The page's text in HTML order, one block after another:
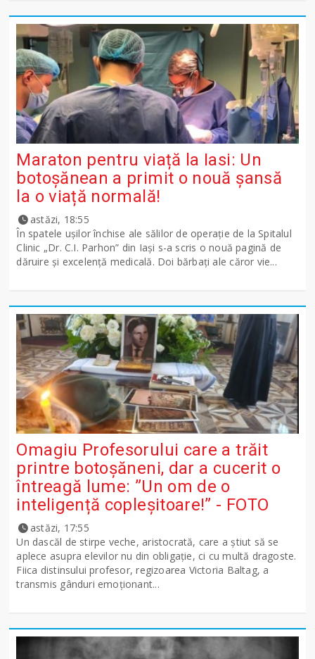
Maraton pentru viață la Iasi: Un
botoșănean a primit o nouă șansă
la o viață normală!
astăzi, 18:55
În spatele ușilor închise ale sălilor de operație de la Spitalul
Clinic „Dr. C.I. Parhon” din Iași s-a scris o nouă pagină de
dăruire și excelență medicală. Doi bărbați ale căror vie...
Omagiu Profesorului care a trăit
printre botoșăneni, dar a cucerit o
întreagă lume: ”Un om de o
inteligență copleșitoare!” - FOTO
astăzi, 17:55
Un dascăl de stirpe veche, aristocrată, care a știut să se
aplece asupra elevilor nu din obligație, ci cu multă dragoste.
Fiica distinsului profesor, regizoarea Victoria Baltag, a
transmis gânduri emoționant...